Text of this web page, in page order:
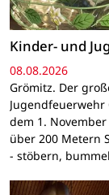
Kinder- und
08.08.2026
Grömitz. Der
dem 1.
über 200 Metern
- stöbern,